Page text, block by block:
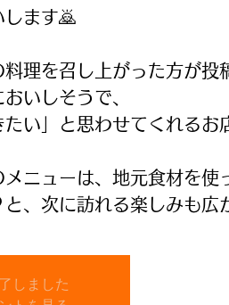
します🙇
料理を召し上がった方が投
いしそうで、
たい」と思わせてくれるお
ニューは、地元食材を使
、次に訪れる楽しみも広
しました